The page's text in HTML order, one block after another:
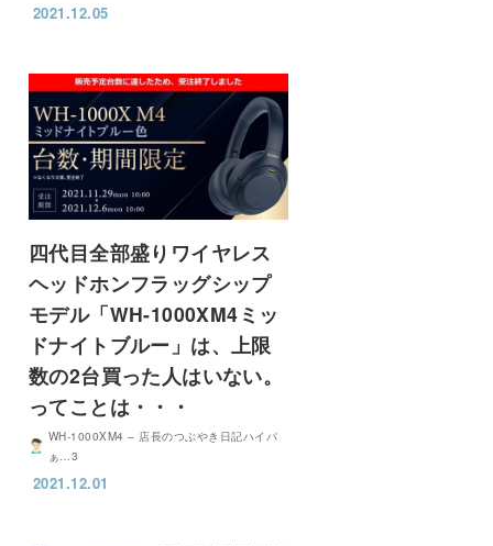
2021.12.05
四代目全部盛りワイヤレス
ヘッドホンフラッグシップ
モデル「WH-1000XM4ミッ
ドナイトブルー」は、上限
数の2台買った人はいない。
ってことは・・・
WH-1000XM4 – 店長のつぶやき日記ハイパ
ぁ…3
2021.12.01